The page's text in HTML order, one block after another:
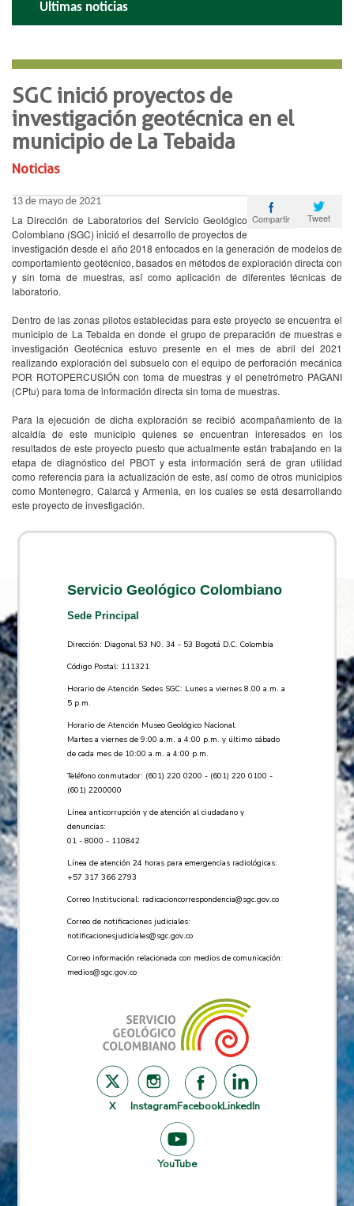
Ultimas noticias
SGC inició proyectos de
investigación geotécnica en el
municipio de La Tebaida
Noticias
13 de mayo de 2021
Tweet
Compartir
La Dirección de Laboratorios del Servicio Geológico
Colombiano (SGC) inició el desarrollo de proyectos de
investigación desde el año 2018 enfocados en la generación de modelos de
comportamiento geotécnico, basados en métodos de exploración directa con
y sin toma de muestras, así como aplicación de diferentes técnicas de
laboratorio.
Dentro de las zonas pilotos establecidas para este proyecto se encuentra el
municipio de La Tebaida en donde el grupo de preparación de muestras e
investigación Geotécnica estuvo presente en el mes de abril del 2021
realizando exploración del subsuelo con el equipo de perforación mecánica
POR ROTOPERCUSIÓN con toma de muestras y el penetrómetro PAGANI
(CPtu) para toma de información directa sin toma de muestras.
Para la ejecución de dicha exploración se recibió acompañamiento de la
alcaldía de este municipio quienes se encuentran interesados en los
resultados de este proyecto puesto que actualmente están trabajando en la
etapa de diagnóstico del PBOT y esta información será de gran utilidad
como referencia para la actualización de este, así como de otros municipios
como Montenegro, Calarcá y Armenia, en los cuales se está desarrollando
este proyecto de investigación.
Servicio Geológico Colombiano
Sede Principal
Dirección: Diagonal 53 N0. 34 - 53 Bogotá D.C. Colombia
Código Postal: 111321
Horario de Atención Sedes SGC: Lunes a viernes 8.00 a.m. a
5 p.m.
Horario de Atención Museo Geológico Nacional:
Martes a viernes de 9:00 a.m. a 4:00 p.m. y último sábado
de cada mes de 10:00 a.m. a 4:00 p.m.
Teléfono conmutador: (601) 220 0200 - (601) 220 0100 -
(601) 2200000
Línea anticorrupción y de atención al ciudadano y
denuncias:
01 - 8000 - 110842
Línea de atención 24 horas para emergencias radiológicas:
+57 ​317 366 2793
Correo Institucional: radicacioncorrespondencia@sgc.gov.co
Correo de notificaciones judiciales:
notificacionesjudiciales@sgc.gov.co
Correo información relacionada con medios de comunicación:
medios@sgc.gov.co
X InstagramFacebookLinkedIn
YouTube